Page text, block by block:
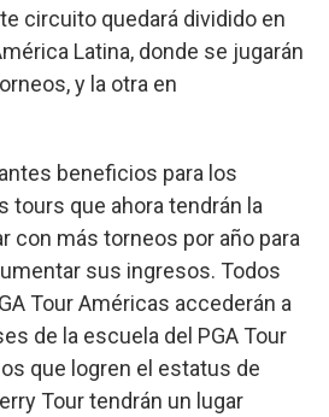
circuito quedará dividido en
Latina, donde se jugarán
y la otra en
beneficios para los
tours que ahora tendrán la
con más torneos por año para
sus ingresos. Todos
Tour Américas accederán a
de la escuela del PGA Tour
que logren el estatus de
Tour tendrán un lugar